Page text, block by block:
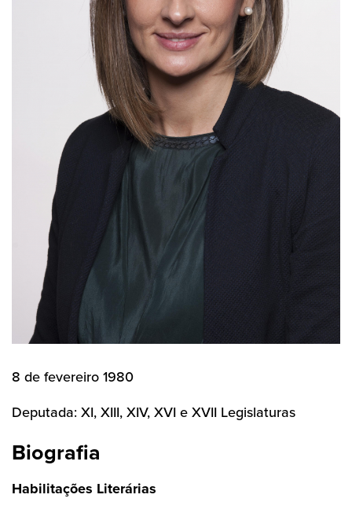
8 de fevereiro 1980
Deputada: XI, XIII, XIV, XVI e XVII Legislaturas
Biografia
Habilitações Literárias